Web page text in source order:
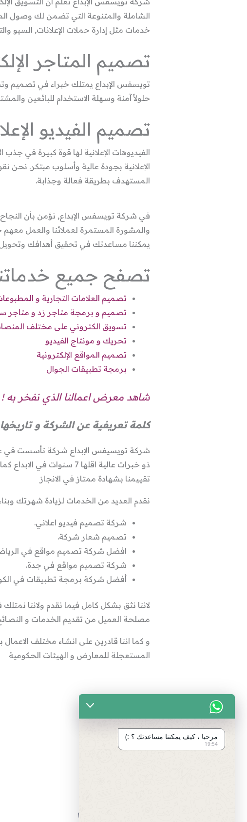
الشاملة والمتنوعة التي تضمن لك وصول
خدمات مثل إدارة حملات الإعلانات, السيو
تصميم المتاجر
تويسفس الإبداع يمتلك خبراء في تصميم
حلولاً آمنة وسهلة الاستخدام للبائعين
تصميم الفيديو
الفيديوهات الإعلانية لها قوة كبيرة في
الإعلانية بجودة عالية وأسلوب مبتكر.
المستهدف بطريقة فعالة وجذابة.
في شركة تويسفس الإبداع, نؤمن بأن
والمشورة المستمرة لعملائنا والعمل
يمكننا مساعدتك في تحقيق أهدافك
تصفح جميع
تصميم العلامات التجارية و
تصميم و برمجة متاجر زد و متاجر
تسويق الكتروني على مختلف
تحريك و مونتاج الفيديو
تصميم المواقع الإلكترونية
برمجة تطبيقات الجوال
شاهد معرض اعمالنا الذي نفخر به !
كلمة تعريفية عن الشركة و تاريخها
ذو خبرات عالية اقلها 7
تقييمنا بشهادة ممتاز في الانجاز
نقدم العديد من الخدمات لزيادة شهرتك
شركة تصميم فيديو اعلاني.
تصميم شعار شركة.
افضل شركة تصميم مواقع في
شركة تصميم مواقع في جدة.
أفضل شركة برمجة تطبيقات في
لاننا نثق بشكل كامل فيما نقدم ولاننا
مصلحة العميل من تقديم الخدمات و
و كما اننا قادرين على انشاء مختلف
المستعجلة للمعارض و الهيئات الحكومية
→المقالة السابقة
أحدث طرق تسويق المطاعم
مرحبا ، كيف يمكننا مساعدتك ؟ :)
19:54